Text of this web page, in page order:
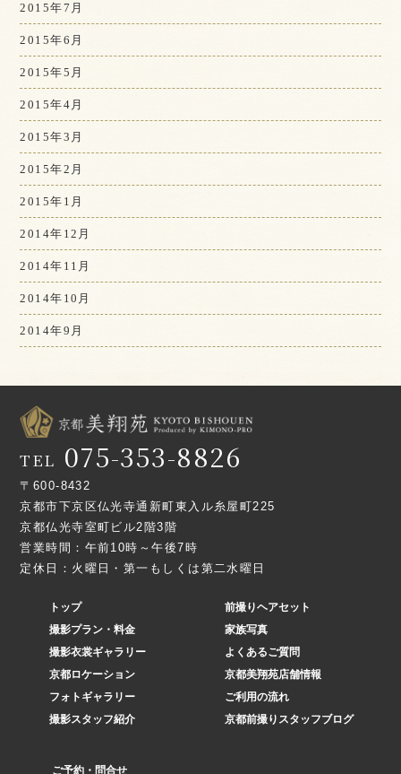
2015年7月
2015年6月
2015年5月
2015年4月
2015年3月
2015年2月
2015年1月
2014年12月
2014年11月
2014年10月
2014年9月
TEL 075-353-8826
〒600-8432
京都市下京区仏光寺通新町東入ル糸屋町225
京都仏光寺室町ビル2階3階
営業時間：午前10時～午後7時
定休日：火曜日・第一もしくは第二水曜日
トップ
撮影プラン・料金
撮影衣裳ギャラリー
京都ロケーション
フォトギャラリー
撮影スタッフ紹介
前撮りヘアセット
家族写真
よくあるご質問
京都美翔苑店舗情報
ご利用の流れ
京都前撮りスタッフブログ
ご予約・問合せ